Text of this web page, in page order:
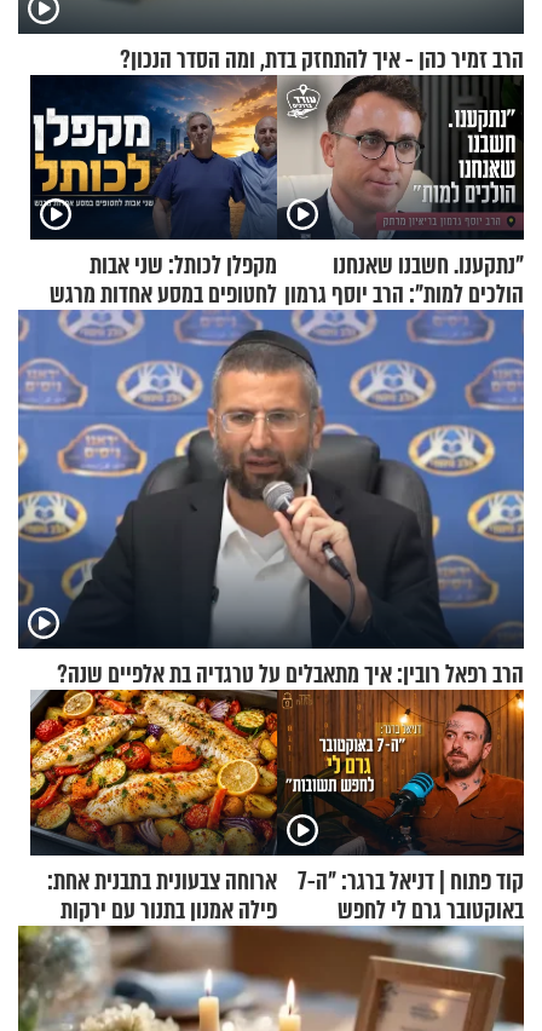
הרב זמיר כהן - איך להתחזק בדת, ומה הסדר הנכון?
"נתקענו. חשבנו שאנחנו
הולכים למות": הרב יוסף גרמון
בריאיון מרתק
מקפלן לכותל: שני אבות
לחטופים במסע אחדות מרגש
הרב רפאל רובין: איך מתאבלים על טרגדיה בת אלפיים שנה?
קוד פתוח | דניאל ברגר: "ה-7
באוקטובר גרם לי לחפש
תשובות"
ארוחה צבעונית בתבנית אחת:
פילה אמנון בתנור עם ירקות